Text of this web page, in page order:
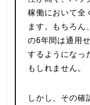
稼働において全
ます。もちろん
の6年間は通用
するようになっ
もしれません。
しかし、その確